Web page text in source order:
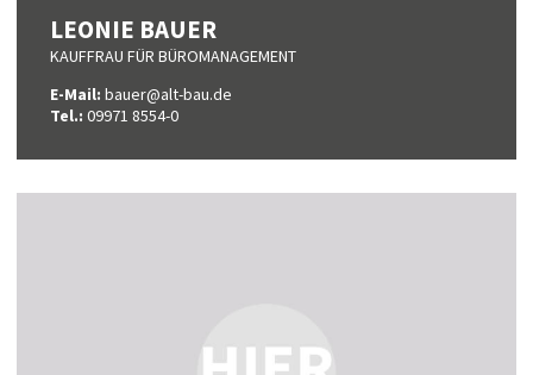
LEONIE BAUER
KAUFFRAU FÜR BÜROMANAGEMENT
E-Mail: bauer@alt-bau.de
Tel.: 09971 8554-0